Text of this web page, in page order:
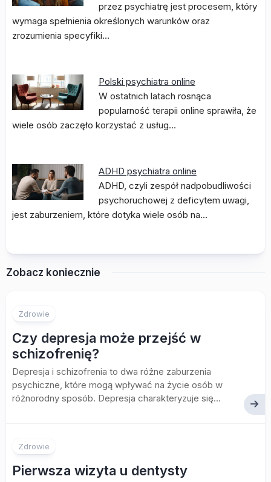
przez psychiatrę jest procesem, który
wymaga spełnienia określonych warunków oraz
zrozumienia specyfiki…
Polski psychiatra online
W ostatnich latach rosnąca
popularność terapii online sprawiła, że
wiele osób zaczęło korzystać z usług…
ADHD psychiatra online
ADHD, czyli zespół nadpobudliwości
psychoruchowej z deficytem uwagi,
jest zaburzeniem, które dotyka wiele osób na…
Zobacz koniecznie
Zdrowie
Czy depresja może przejść w
schizofrenię?
Depresja i schizofrenia to dwa różne zaburzenia
psychiczne, które mogą wpływać na życie osób w
różnorodny sposób. Depresja charakteryzuje się...
Zdrowie
Pierwsza wizyta u dentysty